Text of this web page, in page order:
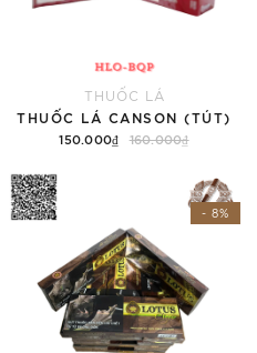
THUỐC LÁ
THUỐC LÁ CANSON (TÚT)
150.000₫ 160.000₫
Thêm vào giỏ hàng
- 8%